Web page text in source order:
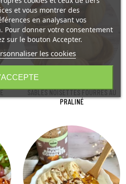
SABLÉS NOISETTES FOURRÉS AU
PRALINÉ
et vous montrer des
en analysant vos
Pour donner votre consentement
sur le bouton Accepter.
les cookies